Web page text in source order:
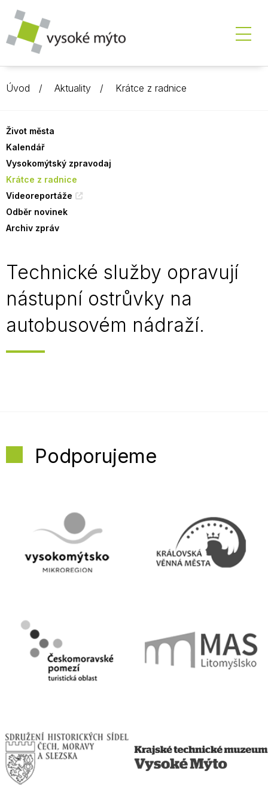
Úvod Aktuality Krátce z radnice
Život města
Kalendář
Vysokomýtský zpravodaj
Krátce z radnice
Videoreportáže
Odběr novinek
Archiv zpráv
Technické služby opravují
nástupní ostrůvky na
autobusovém nádraží.
Podporujeme